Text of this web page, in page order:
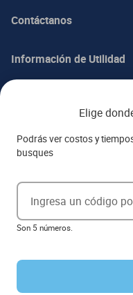
Elige
Podrás ver costos y
busques
Ingresa un código
Son 5 números.
Contáctanos
Información de Utilidad
Acerca de ITALIKA
Aviso de privacidad
Ejerce tus derechos ARCO
Términos y condiciones
Las promociones dewww.italika.mx
formato de los precios puede verse
Derechos